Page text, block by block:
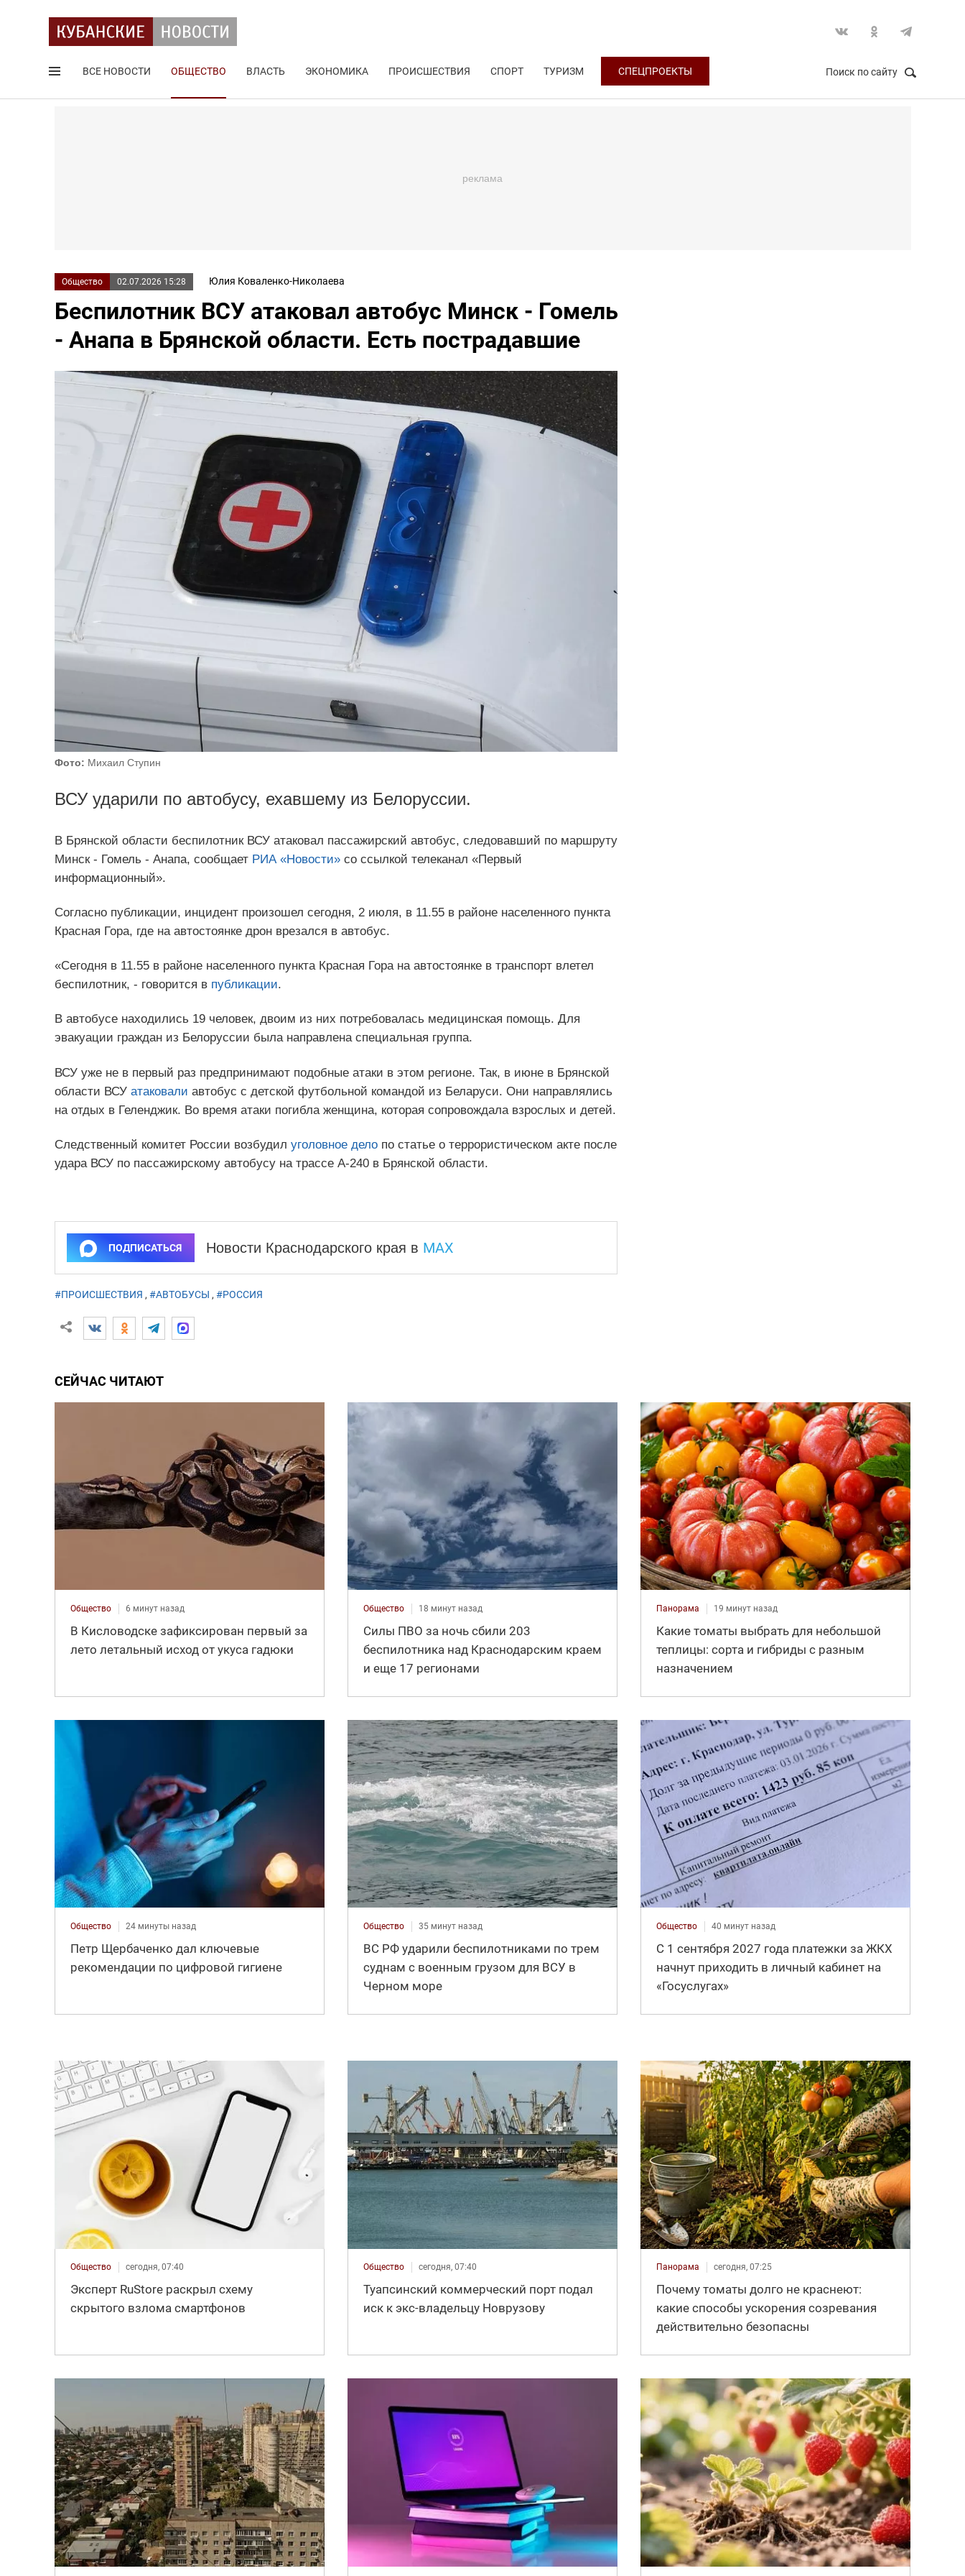
ВСЕ НОВОСТИ ОБЩЕСТВО ВЛАСТЬ ЭКОНОМИКА ПРОИСШЕСТВИЯ СПОРТ ТУРИЗМ СПЕЦПРОЕКТЫ Поиск по сайту
Общество 02.07.2026 15:28 Юлия Коваленко-Николаева
Беспилотник ВСУ атаковал автобус Минск - Гомель
- Анапа в Брянской области. Есть пострадавшие
Фото: Михаил Ступин
ВСУ ударили по автобусу, ехавшему из Белоруссии.
В Брянской области беспилотник ВСУ атаковал пассажирский автобус, следовавший по маршруту
Минск - Гомель - Анапа, сообщает РИА «Новости»со ссылкой телеканал «Первый
информационный».
Согласно публикации, инцидент произошел сегодня, 2 июля, в 11.55 в районе населенного пункта
Красная Гора, где на автостоянке дрон врезался в автобус.
«Сегодня в 11.55 в районе населенного пункта Красная Гора на автостоянке в транспорт влетел
беспилотник, - говорится в публикации.
В автобусе находились 19 человек, двоим из них потребовалась медицинская помощь. Для
эвакуации граждан из Белоруссии была направлена специальная группа.
ВСУ уже не в первый раз предпринимают подобные атаки в этом регионе. Так, в июне в Брянской
области ВСУ атаковали автобус с детской футбольной командой из Беларуси. Они направлялись
на отдых в Геленджик. Во время атаки погибла женщина, которая сопровождала взрослых и детей.
Следственный комитет России возбудил уголовное делопо статье о террористическом акте после
удара ВСУ по пассажирскому автобусу на трассе А-240 в Брянской области.
ПОДПИСАТЬСЯ Новости Краснодарского края в MAX
#ПРОИСШЕСТВИЯ , #АВТОБУСЫ , #РОССИЯ
СЕЙЧАС ЧИТАЮТ
Общество 6 минут назад
В Кисловодске зафиксирован первый за
лето летальный исход от укуса гадюки
Общество 18 минут назад
Силы ПВО за ночь сбили 203
беспилотника над Краснодарским краем
и еще 17 регионами
Панорама 19 минут назад
Какие томаты выбрать для небольшой
теплицы: сорта и гибриды с разным
назначением
Общество 24 минуты назад
Петр Щербаченко дал ключевые
рекомендации по цифровой гигиене
Общество 35 минут назад
ВС РФ ударили беспилотниками по трем
суднам с военным грузом для ВСУ в
Черном море
Общество 40 минут назад
С 1 сентября 2027 года платежки за ЖКХ
начнут приходить в личный кабинет на
«Госуслугах»
Общество сегодня, 07:40
Эксперт RuStore раскрыл схему
скрытого взлома смартфонов
Общество сегодня, 07:40
Туапсинский коммерческий порт подал
иск к экс-владельцу Новрузову
Панорама сегодня, 07:25
Почему томаты долго не краснеют:
какие способы ускорения созревания
действительно безопасны